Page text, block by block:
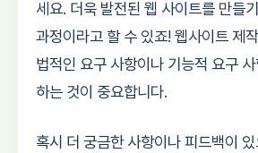
세요. 더욱 발전된 웹 사이트를 만들
과정이라고 할 수 있죠! 웹사이트 제
법적인 요구 사항이나 기능적 요구
하는 것이 중요합니다.
혹시 더 궁금한 사항이나 피드백이